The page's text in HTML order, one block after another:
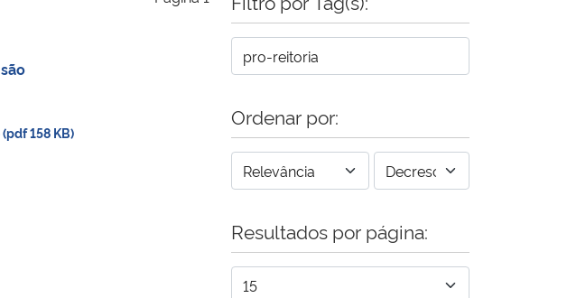
158 KB)
Ordenar por:
Resultados por página: